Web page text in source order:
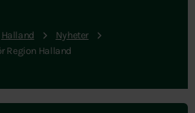
Halland
Nyheter
Region Halland